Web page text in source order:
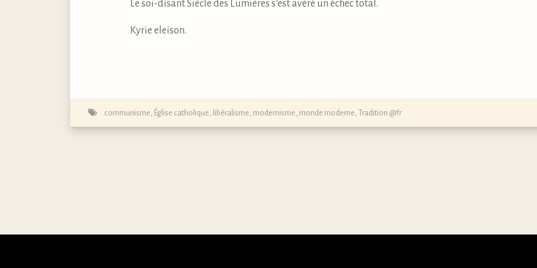
Le soi-disant Siècle des Lumières s’est avéré un échec total.
Kyrie eleison.
communisme Église catholique libéralisme modernisme monde moderne Tradition @fr